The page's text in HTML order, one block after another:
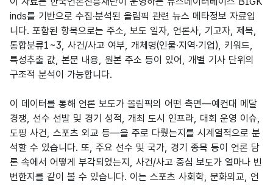
inds를 기반으로 수집·분석된 올림픽 관련 뉴스 메타정보 자료입
니다. 포함된 항목으로는 주소, 보도 일자, 언론사, 기고자, 제목,
통합분류1~3, 사건/사고 여부, 개체명(인물·지역·기업), 키워드,
특성추출 값, 본문 내용, 원본 주소 등이 있어, 개별 기사 단위의
구조적 분석이 가능합니다.
이 데이터를 통해 언론 보도가 올림픽의 어떤 측면—예컨대 메달
경쟁, 선수 선발 및 경기 성적, 개최 도시 인프라, 대회 운영 이슈,
도핑 사건, 스포츠 외교 등—을 주로 다뤘는지를 시계열적으로 분
석할 수 있습니다. 또, 주요 선수 및 국가, 경기 종목 등이 언론 담
론 속에서 어떻게 부각되었는지, 사건/사고 중심 보도가 얼마나 빈
번한지를 같이 볼 수 있습니다. 이는 스포츠 사회학, 문화외교, 언